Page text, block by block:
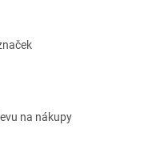
na nákupy